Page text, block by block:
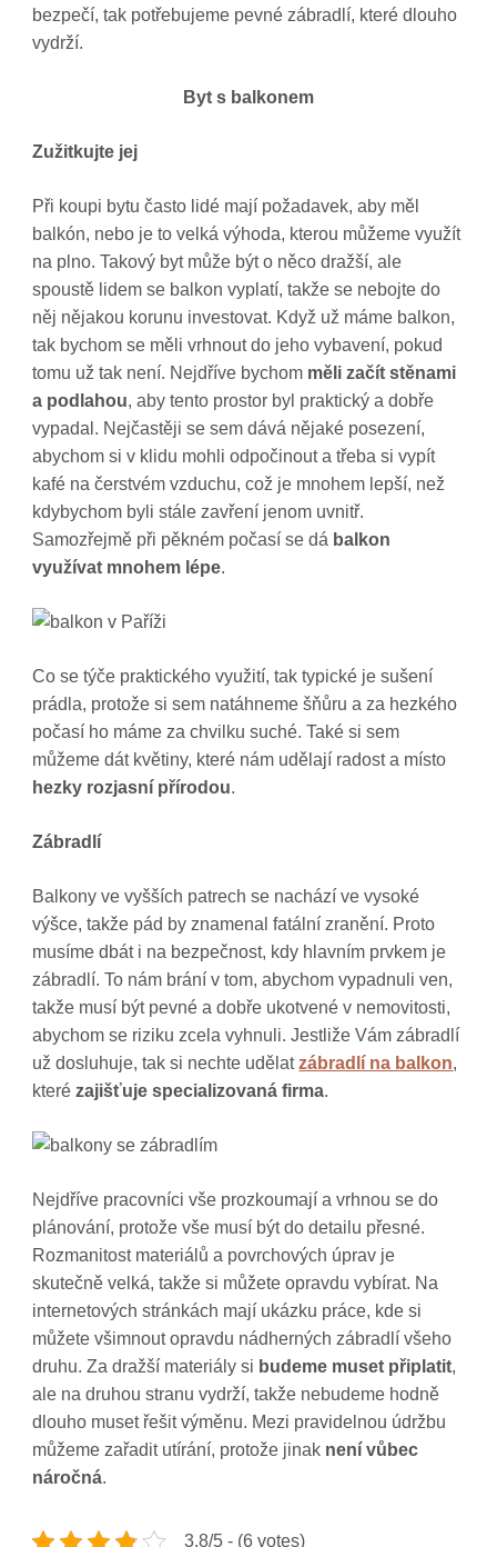
bezpečí, tak potřebujeme pevné zábradlí, které dlouho
vydrží.
Byt s balkonem
Zužitkujte jej
Při koupi bytu často lidé mají požadavek, aby měl
balkón, nebo je to velká výhoda, kterou můžeme využít
na plno. Takový byt může být o něco dražší, ale
spoustě lidem se balkon vyplatí, takže se nebojte do
něj nějakou korunu investovat. Když už máme balkon,
tak bychom se měli vrhnout do jeho vybavení, pokud
tomu už tak není. Nejdříve bychom měli začít stěnami
a podlahou, aby tento prostor byl praktický a dobře
vypadal. Nejčastěji se sem dává nějaké posezení,
abychom si v klidu mohli odpočinout a třeba si vypít
kafé na čerstvém vzduchu, což je mnohem lepší, než
kdybychom byli stále zavření jenom uvnitř.
Samozřejmě při pěkném počasí se dá balkon
využívat mnohem lépe.
Co se týče praktického využití, tak typické je sušení
prádla, protože si sem natáhneme šňůru a za hezkého
počasí ho máme za chvilku suché. Také si sem
můžeme dát květiny, které nám udělají radost a místo
hezky rozjasní přírodou.
Zábradlí
Balkony ve vyšších patrech se nachází ve vysoké
výšce, takže pád by znamenal fatální zranění. Proto
musíme dbát i na bezpečnost, kdy hlavním prvkem je
zábradlí. To nám brání v tom, abychom vypadnuli ven,
takže musí být pevné a dobře ukotvené v nemovitosti,
abychom se riziku zcela vyhnuli. Jestliže Vám zábradlí
už dosluhuje, tak si nechte udělatzábradlí na balkon,
kterézajišťuje specializovaná firma.
Nejdříve pracovníci vše prozkoumají a vrhnou se do
plánování, protože vše musí být do detailu přesné.
Rozmanitost materiálů a povrchových úprav je
skutečně velká, takže si můžete opravdu vybírat. Na
internetových stránkách mají ukázku práce, kde si
můžete všimnout opravdu nádherných zábradlí všeho
druhu. Za dražší materiály si budeme muset připlatit,
ale na druhou stranu vydrží, takže nebudeme hodně
dlouho muset řešit výměnu. Mezi pravidelnou údržbu
můžeme zařadit utírání, protože jinak není vůbec
náročná.
3.8/5 - (6 votes)